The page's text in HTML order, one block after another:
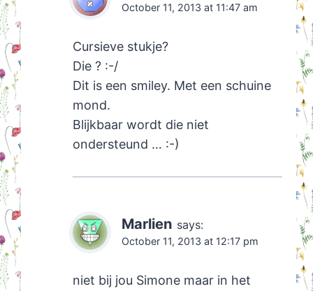
October 11, 2013 at 11:47 am
Cursieve stukje?
Die ? :-/
Dit is een smiley. Met een schuine
mond.
Blijkbaar wordt die niet
ondersteund … :-)
Marlien says:
October 11, 2013 at 12:17 pm
niet bij jou Simone maar in het